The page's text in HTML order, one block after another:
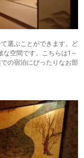
選ぶことができます。ど
空間です。こちらは1～
の宿泊にぴったりなお部